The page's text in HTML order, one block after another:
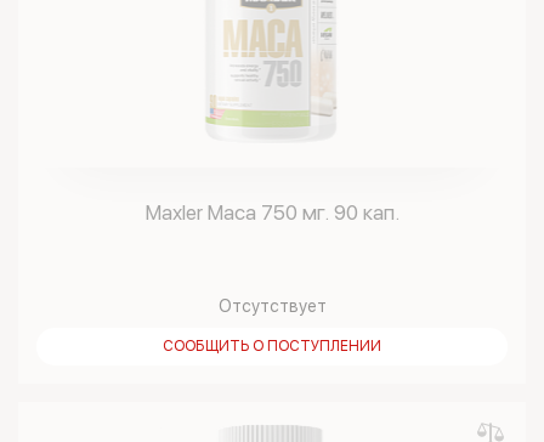
Maxler Maca 750 мг. 90 кап.
Отсутствует
СООБЩИТЬ О ПОСТУПЛЕНИИ